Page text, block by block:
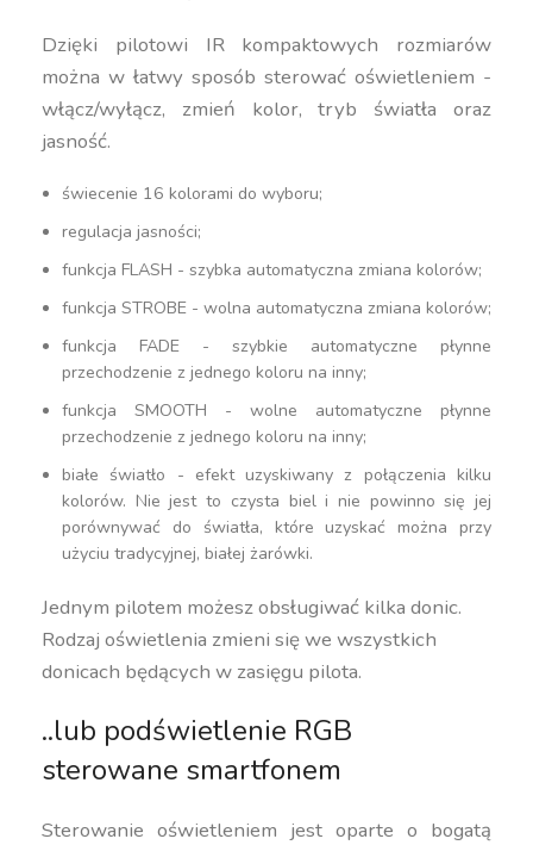
Dzięki pilotowi IR kompaktowych rozmiarów
można w łatwy sposób sterować oświetleniem -
włącz/wyłącz, zmień kolor, tryb światła oraz
jasność.
świecenie 16 kolorami do wyboru;
regulacja jasności;
funkcja FLASH - szybka automatyczna zmiana kolorów;
funkcja STROBE - wolna automatyczna zmiana kolorów;
funkcja FADE - szybkie automatyczne płynne
przechodzenie z jednego koloru na inny;
funkcja SMOOTH - wolne automatyczne płynne
przechodzenie z jednego koloru na inny;
białe światło - efekt uzyskiwany z połączenia kilku
kolorów. Nie jest to czysta biel i nie powinno się jej
porównywać do światła, które uzyskać można przy
użyciu tradycyjnej, białej żarówki.
Jednym pilotem możesz obsługiwać kilka donic.
Rodzaj oświetlenia zmieni się we wszystkich
donicach będących w zasięgu pilota.
..lub podświetlenie RGB
sterowane smartfonem
Sterowanie oświetleniem jest oparte o bogatą